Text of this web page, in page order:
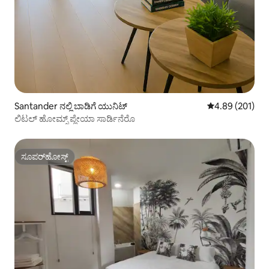
Santander ನಲ್ಲಿ ಬಾಡಿಗೆ ಯುನಿಟ್ 5 ರಲ್ಲಿ 4.89
4.89 (201)
ಲಿಟಲ್ ಹೋಮ್ಸ್ ಪ್ಲೇಯಾ ಸಾರ್ಡಿನೆರೊ
ಸೂಪರ್‌ಹೋಸ್ಟ್
ಸೂಪರ್‌ಹೋಸ್ಟ್